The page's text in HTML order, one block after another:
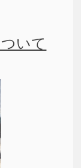
いて